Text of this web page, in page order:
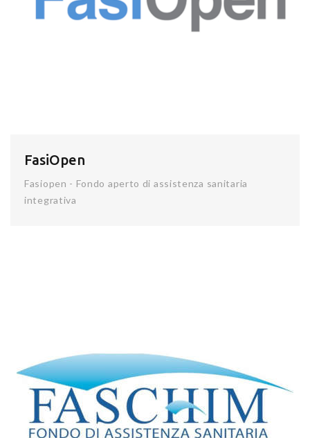
FasiOpen
Fasiopen - Fondo aperto di assistenza sanitaria
integrativa